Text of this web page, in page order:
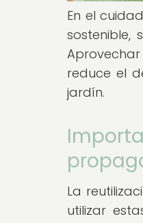
En el
reduce el
jardín.
La
utilizar